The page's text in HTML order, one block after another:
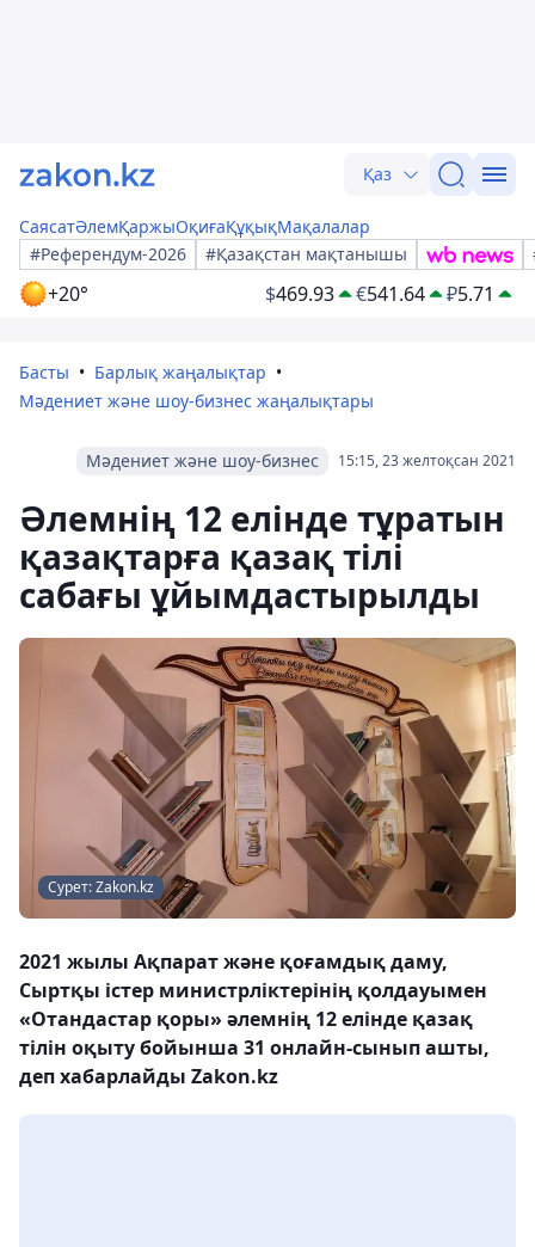
Қаз
СаясатӘлемҚаржыОқиғаҚұқықМақалалар
#Референдум-2026
#Қазақстан мақтанышы
+20° $469.93 €541.64 ₽5.71
Басты
Барлық жаңалықтар
Мәдениет және шоу-бизнес жаңалықтары
15:15, 23 желтоқсан 2021
Мәдениет және шоу-бизнес
Әлемнің 12 елінде тұратын
қазақтарға қазақ тілі
сабағы ұйымдастырылды
Сурет: Zakon.kz
2021 жылы Ақпарат және қоғамдық даму,
Сыртқы істер министрліктерінің қолдауымен
«Отандастар қоры» әлемнің 12 елінде қазақ
тілін оқыту бойынша 31 онлайн-сынып ашты,
деп хабарлайды Zakon.kz